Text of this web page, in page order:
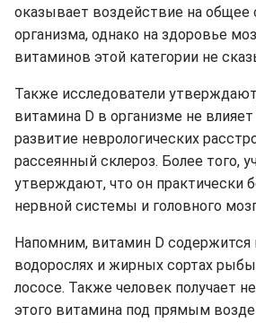
оказывает воздействие на общее
организма, однако на здоровье
витаминов этой категории не
Также исследователи
витамина D в организме не
развитие неврологических
рассеянный склероз. Более того,
утверждают, что он практически
нервной системы и головного
Напомним, витамин D
водорослях и жирных сортах
лососе. Также человек получает
этого витамина под прямым